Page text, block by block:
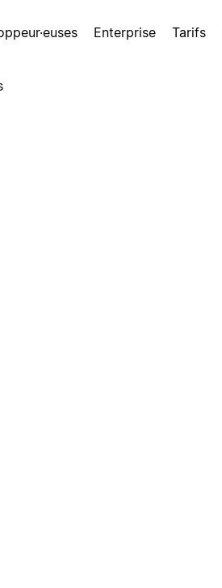
Enterprise Tarifs